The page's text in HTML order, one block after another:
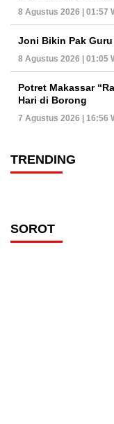
8 Agustus 2026 | 01:57
Joni Bikin Pak
8 Agustus 2026 | 01:05
Potret Makassar
Hari di Borong
7 Agustus 2026 | 16:56
TRENDING
SOROT